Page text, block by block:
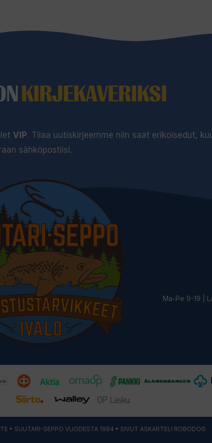
KIRJEKAVERIKSI
VIP. Tilaa uutiskirjeemme niin saat erikoisedut,
sähköpostiisi.
Ma-Pe 9-19 |
• SUUTARI-SEPPO VUODESTA 1984 • SIVUT ASKARTELI ROBODOG